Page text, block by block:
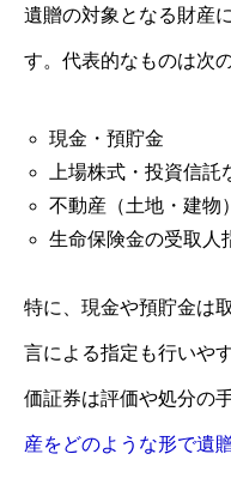
遺贈の対象となる財産
す。代表的なものは次
現金・預貯金
上場株式・投資信
不動産（土地・建物）
生命保険金の受取人
特に、現金や預貯金は
言による指定も行いや
価証券は評価や処分の
産をどのような形で遺